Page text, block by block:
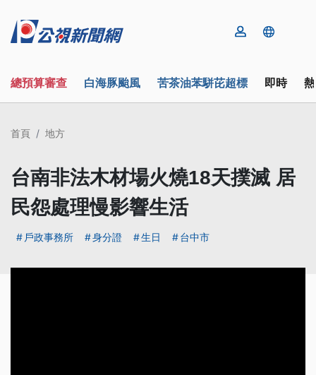
總預算審查 白海豚颱風 苦茶油苯駢芘超標 即時
首頁 地方
台南非法木材場火燒18天撲滅 居
民怨處理慢影響生活
戶政事務所 身分證 生日 台中市